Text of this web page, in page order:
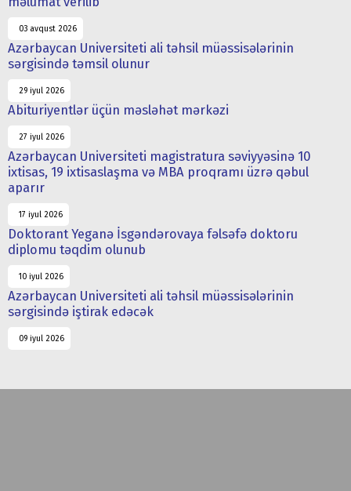
03 avqust 2026
Azərbaycan Universiteti ali təhsil müəssisələrinin
sərgisində təmsil olunur
29 iyul 2026
Abituriyentlər üçün məsləhət mərkəzi
27 iyul 2026
Azərbaycan Universiteti magistratura səviyyəsinə 10
ixtisas, 19 ixtisaslaşma və MBA proqramı üzrə qəbul
aparır
17 iyul 2026
Doktorant Yeganə İsgəndərovaya fəlsəfə doktoru
diplomu təqdim olunub
10 iyul 2026
Azərbaycan Universiteti ali təhsil müəssisələrinin
sərgisində iştirak edəcək
09 iyul 2026